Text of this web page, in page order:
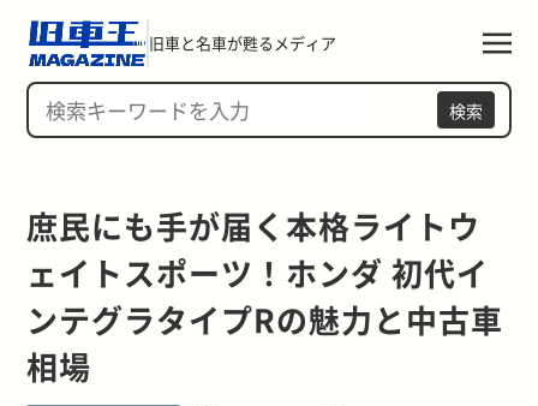
旧車と名車が甦るメディア
検索
庶民にも手が届く本格ライトウ
ェイトスポーツ！ホンダ 初代イ
ンテグラタイプRの魅力と中古車
相場